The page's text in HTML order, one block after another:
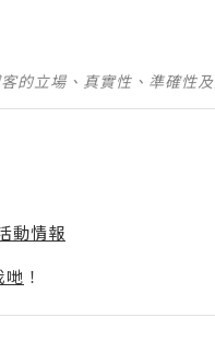
的立場、真實性、準確性
動情報
哋 ！